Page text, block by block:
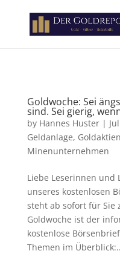
Goldwoche: Sei
sind. Sei gierig,
by Hannes Huster|
Geldanlage, Goldaktien
Minenunternehmen
Liebe Leserinnen und
unseres kostenlosen
steht ab sofort für Sie
Goldwoche ist der
kostenlose
Themen im